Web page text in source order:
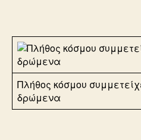
Πλήθος κόσμου
δρώμενα